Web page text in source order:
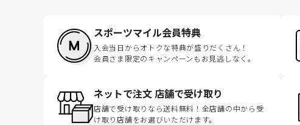
スポーツマイル会員特典
入会当日からオトクな特典が盛りだくさん！
会員さま限定のキャンペーンもお見逃しなく。
ネットで注文 店舗で受け取り
店舗で受け取りなら送料無料！全店舗の中から受
け取り店舗をお選びいただけます。